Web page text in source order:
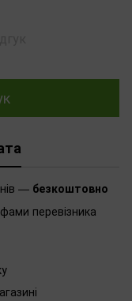
— безкоштовно
перевізника